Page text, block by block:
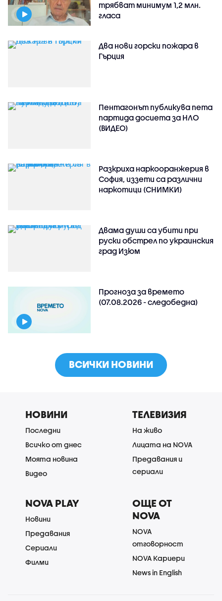
трябват минимум 1,2 млн.
гласа
Два нови горски пожара в
Гърция
Пентагонът публикува пета
партида досиета за НЛО
(ВИДЕО)
Разкриха наркооранжерия в
София, иззети са различни
наркотици (СНИМКИ)
Двама души са убити при
руски обстрeл по украинския
град Изюм
Прогноза за времето
(07.08.2026 - следобедна)
ВСИЧКИ НОВИНИ
НОВИНИ
Последни
Всичко от днес
Моята новина
Видео
ТЕЛЕВИЗИЯ
На живо
Лицата на NOVA
Предавания и
сериали
NOVA PLAY
Новини
Предавания
Сериали
Филми
ОЩЕ ОТ
NOVA
NOVA
отговорност
NOVA Кариери
News in English